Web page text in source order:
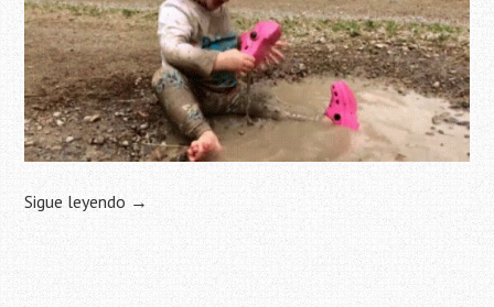
Sigue leyendo →